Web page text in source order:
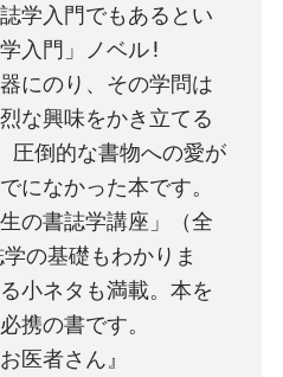
学入門でもあるとい
入門」ノベル!
にのり、その学問は
な興味をかき立てる
圧倒的な書物への愛が
になかった本です。
の書誌学講座」（全
の基礎もわかりま
小ネタも満載。本を
携の書です。
医者さん』